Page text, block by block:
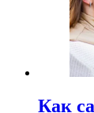
Как